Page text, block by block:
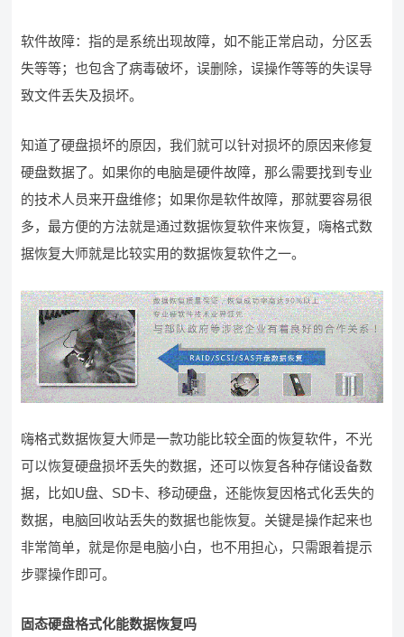
软件故障：指的是系统出现故障，如不能正常启动，分区丢
失等等；也包含了病毒破坏，误删除，误操作等等的失误导
致文件丢失及损坏。
知道了硬盘损坏的原因，我们就可以针对损坏的原因来修复
硬盘数据了。如果你的电脑是硬件故障，那么需要找到专业
的技术人员来开盘维修；如果你是软件故障，那就要容易很
多，最方便的方法就是通过数据恢复软件来恢复，嗨格式数
据恢复大师就是比较实用的数据恢复软件之一。
嗨格式数据恢复大师是一款功能比较全面的恢复软件，不光
可以恢复硬盘损坏丢失的数据，还可以恢复各种存储设备数
据，比如U盘、SD卡、移动硬盘，还能恢复因格式化丢失的
数据，电脑回收站丢失的数据也能恢复。关键是操作起来也
非常简单，就是你是电脑小白，也不用担心，只需跟着提示
步骤操作即可。
固态硬盘格式化能数据恢复吗